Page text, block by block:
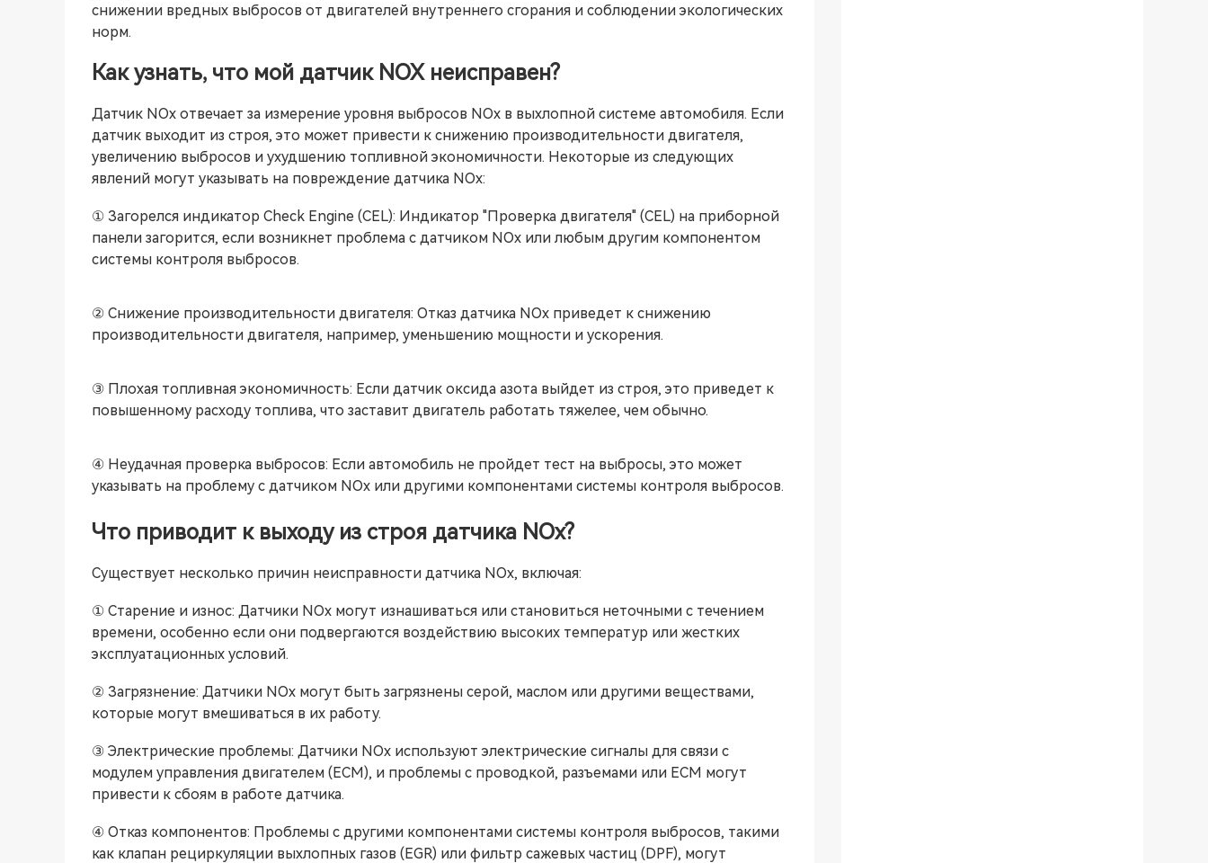
снижении вредных выбросов от двигателей внутреннего сгорания и соблюдении экологических
норм.
Как узнать, что мой датчик NOX неисправен?
Датчик NOx отвечает за измерение уровня выбросов NOx в выхлопной системе автомобиля. Если
датчик выходит из строя, это может привести к снижению производительности двигателя,
увеличению выбросов и ухудшению топливной экономичности. Некоторые из следующих
явлений могут указывать на повреждение датчика NOx:
① Загорелся индикатор Check Engine (CEL): Индикатор "Проверка двигателя" (CEL) на приборной
панели загорится, если возникнет проблема с датчиком NOx или любым другим компонентом
системы контроля выбросов.
② Снижение производительности двигателя: Отказ датчика NOx приведет к снижению
производительности двигателя, например, уменьшению мощности и ускорения.
③ Плохая топливная экономичность: Если датчик оксида азота выйдет из строя, это приведет к
повышенному расходу топлива, что заставит двигатель работать тяжелее, чем обычно.
④ Неудачная проверка выбросов: Если автомобиль не пройдет тест на выбросы, это может
указывать на проблему с датчиком NOx или другими компонентами системы контроля выбросов.
Что приводит к выходу из строя датчика NOx?
Существует несколько причин неисправности датчика NOx, включая:
① Старение и износ: Датчики NOx могут изнашиваться или становиться неточными с течением
времени, особенно если они подвергаются воздействию высоких температур или жестких
эксплуатационных условий.
② Загрязнение: Датчики NOx могут быть загрязнены серой, маслом или другими веществами,
которые могут вмешиваться в их работу.
③ Электрические проблемы: Датчики NOx используют электрические сигналы для связи с
модулем управления двигателем (ECM), и проблемы с проводкой, разъемами или ECM могут
привести к сбоям в работе датчика.
④ Отказ компонентов: Проблемы с другими компонентами системы контроля выбросов, такими
как клапан рециркуляции выхлопных газов (EGR) или фильтр сажевых частиц (DPF), могут